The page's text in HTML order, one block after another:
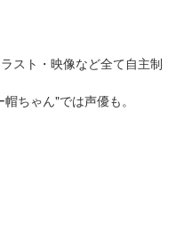
スト・映像など全て自主制
ちゃん"では声優も。